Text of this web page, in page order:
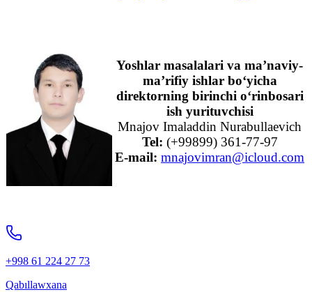
Yoshlar masalalari va ma’naviy-
ma’rifiy ishlar bo‘yicha
direktorning birinchi o‘rinbosari
ish yurituvchisi
Mnajov Imaladdin Nurabullaevich
Tel: (+99899) 361-77-97
E-mail: mnajovimran@icloud.com
+998 61 224 27 73
Qabıllawxana